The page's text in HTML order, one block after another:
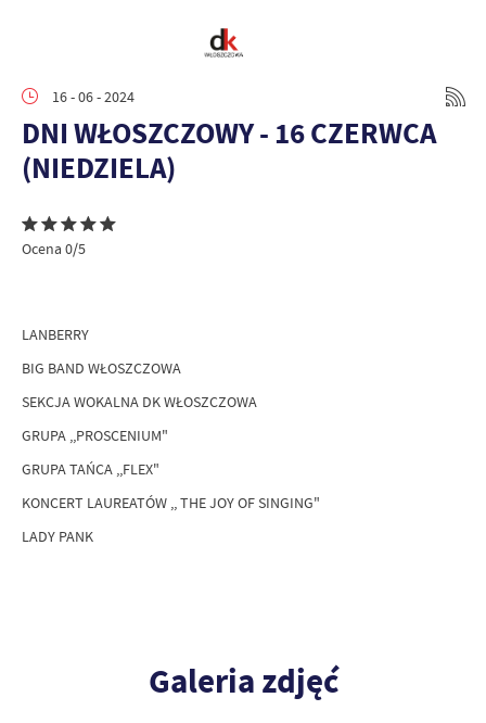
16 - 06 - 2024
DNI WŁOSZCZOWY - 16 CZERWCA
(NIEDZIELA)
Ocena 0/5
LANBERRY
BIG BAND WŁOSZCZOWA
SEKCJA WOKALNA DK WŁOSZCZOWA
GRUPA ,,PROSCENIUM"
GRUPA TAŃCA ,,FLEX"
KONCERT LAUREATÓW ,, THE JOY OF SINGING"
LADY PANK
Galeria zdjęć